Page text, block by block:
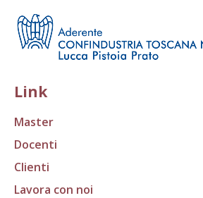
Link
Master
Docenti
Clienti
Lavora con noi